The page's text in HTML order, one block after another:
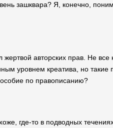
зашквара? Я, конечно,
авторских прав. Не все
уровнем креатива, но такие
по правописанию?
где-то в подводных